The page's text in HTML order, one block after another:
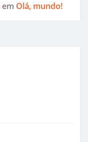
em Olá, mundo!